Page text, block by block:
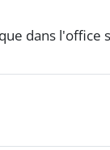
dans l'office